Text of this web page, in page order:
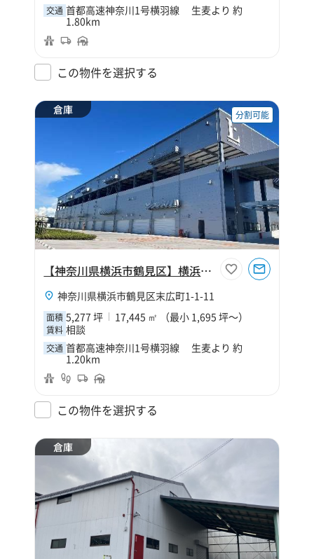
交通 首都高速神奈川1号横羽線 生麦より 約
1.80km
この物件を選択する
倉庫 分割可能
【神奈川県横浜市鶴見区】横浜鶴見営業所
神奈川県横浜市鶴見区末広町1-1-11
面積 5,277 坪 17,445 ㎡ （最小 1,695 坪～）
賃料 相談
交通 首都高速神奈川1号横羽線 生麦より 約
1.20km
この物件を選択する
倉庫